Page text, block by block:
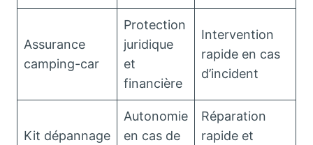
Assurance
camping-car
Protection
juridique
et
financière
Intervention
rapide en cas
d’incident
Kit dépannage
Autonomie
en cas de
Réparation
rapide et